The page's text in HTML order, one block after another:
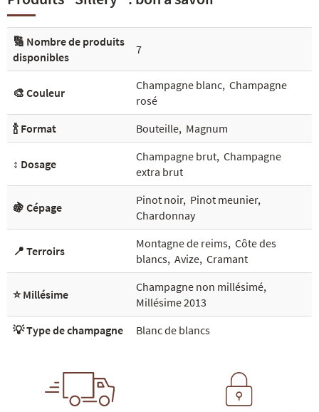
🔢 Nombre de produits
disponibles
7
🎨 Couleur
Champagne blanc, Champagne
rosé
🍾 Format
Bouteille, Magnum
↕️ Dosage
Champagne brut, Champagne
extra brut
🍇 Cépage
Pinot noir, Pinot meunier,
Chardonnay
📍 Terroirs
Montagne de reims, Côte des
blancs, Avize, Cramant
⭐ Millésime
Champagne non millésimé,
Millésime 2013
💡 Type de champagne
Blanc de blancs